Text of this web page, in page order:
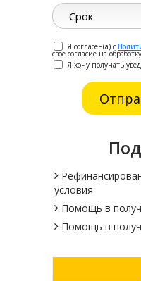
Я согласен(а) с
свое согласие на
Я хочу получать
условия
Помощь в
Помощь в